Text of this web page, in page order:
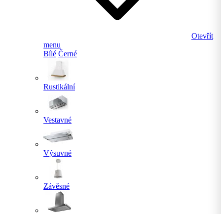
Otevřít
menu
Bílé Černé
Rustikální
Vestavné
Výsuvné
Závěsné